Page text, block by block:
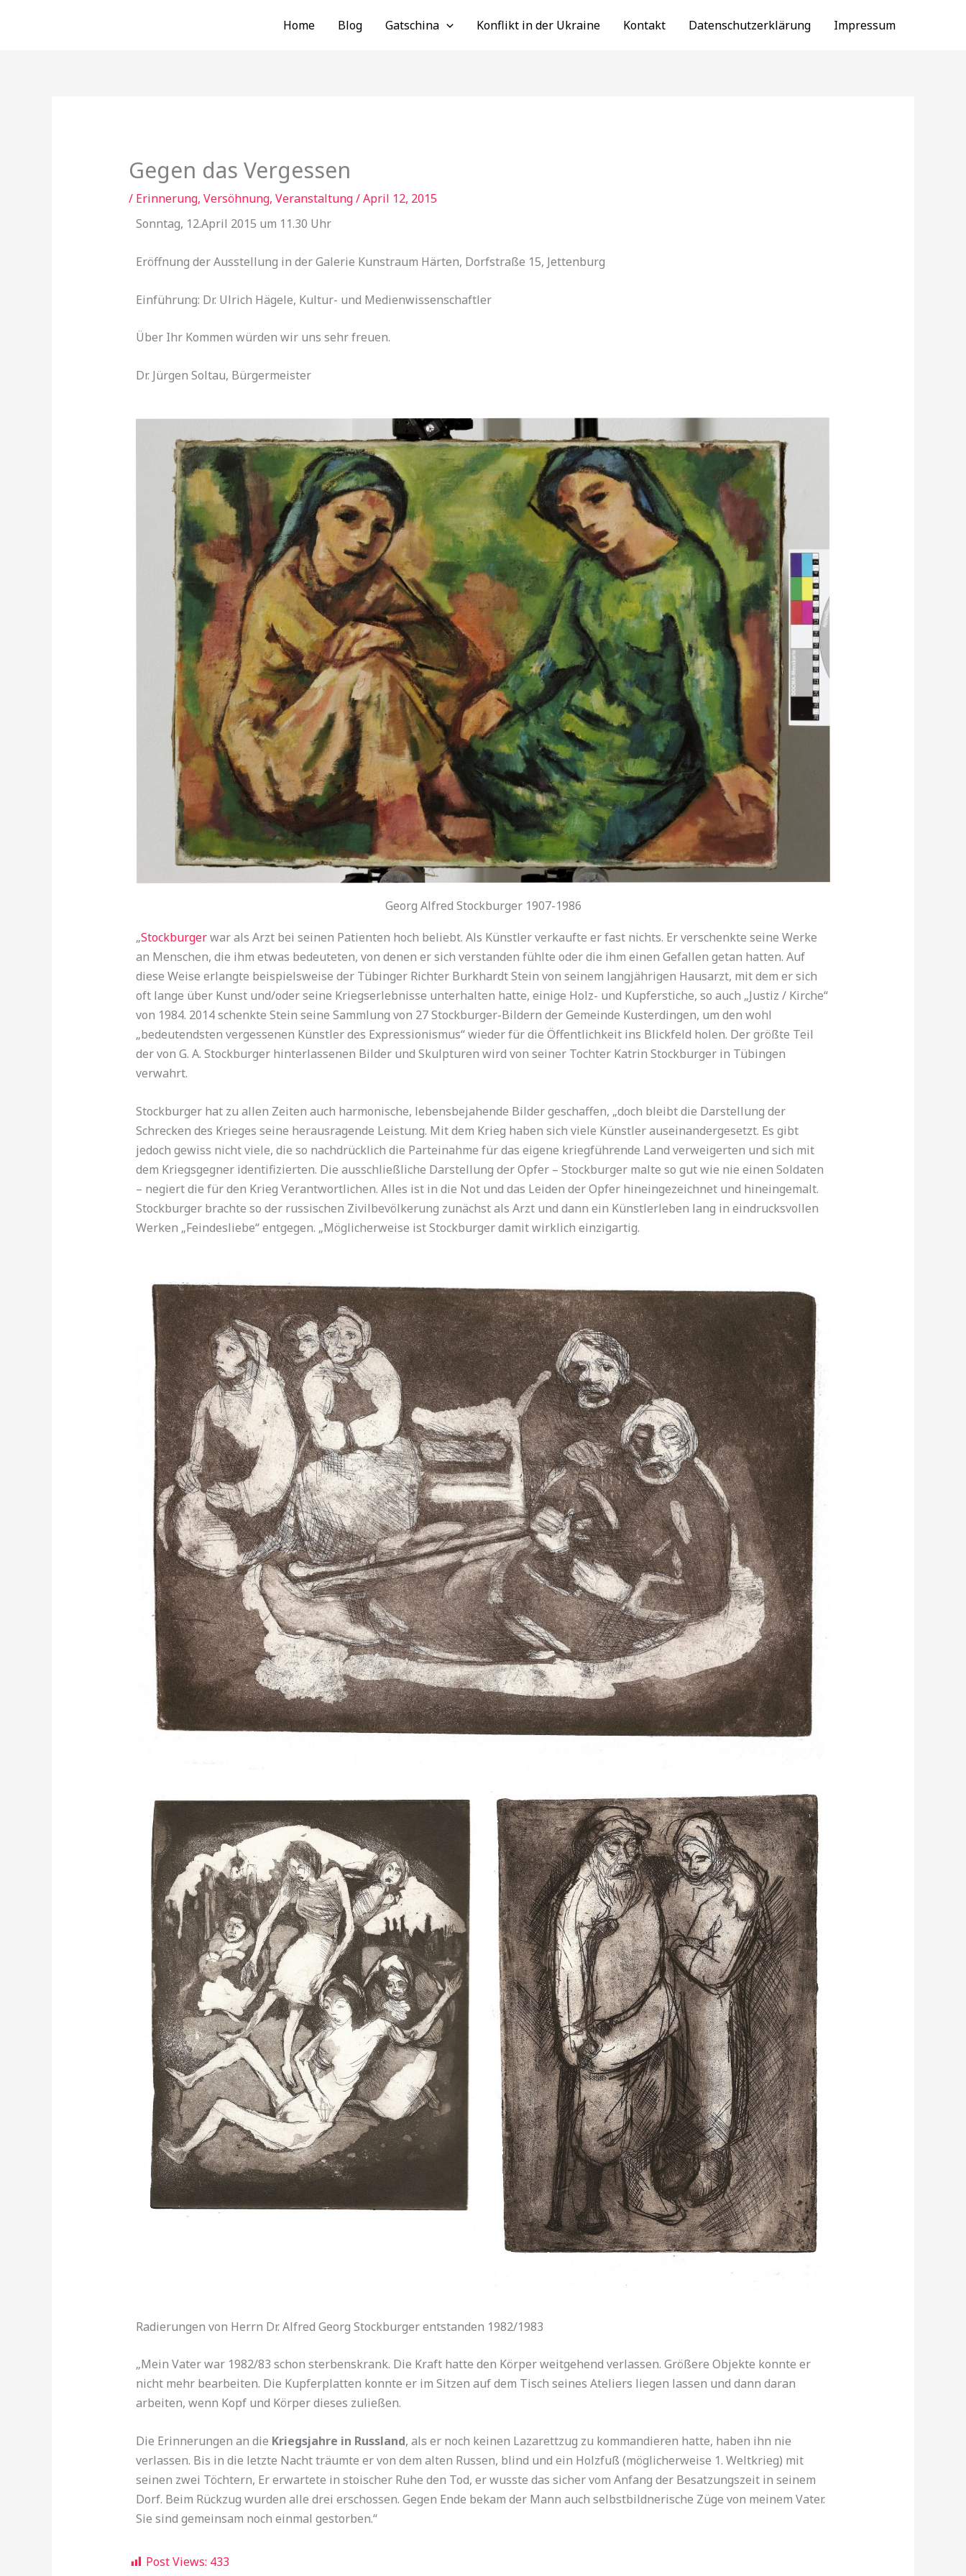
Home Blog Gatschina Konflikt in der Ukraine Kontakt Datenschutzerklärung Impressum
Gegen das Vergessen
/ Erinnerung, Versöhnung, Veranstaltung/April 12, 2015
Sonntag, 12.April 2015 um 11.30 Uhr
Eröffnung der Ausstellung in der Galerie Kunstraum Härten, Dorfstraße 15, Jettenburg
Einführung: Dr. Ulrich Hägele, Kultur- und Medienwissenschaftler
Über Ihr Kommen würden wir uns sehr freuen.
Dr. Jürgen Soltau, Bürgermeister
Georg Alfred Stockburger 1907-1986
„Stockburgerwar als Arzt bei seinen Patienten hoch beliebt. Als Künstler verkaufte er fast nichts. Er verschenkte seine Werke
an Menschen, die ihm etwas bedeuteten, von denen er sich verstanden fühlte oder die ihm einen Gefallen getan hatten. Auf
diese Weise erlangte beispielsweise der Tübinger Richter Burkhardt Stein von seinem langjährigen Hausarzt, mit dem er sich
oft lange über Kunst und/oder seine Kriegserlebnisse unterhalten hatte, einige Holz- und Kupferstiche, so auch „Justiz / Kirche“
von 1984. 2014 schenkte Stein seine Sammlung von 27 Stockburger-Bildern der Gemeinde Kusterdingen, um den wohl
„bedeutendsten vergessenen Künstler des Expressionismus“ wieder für die Öffentlichkeit ins Blickfeld holen. Der größte Teil
der von G. A. Stockburger hinterlassenen Bilder und Skulpturen wird von seiner Tochter Katrin Stockburger in Tübingen
verwahrt.
Stockburger hat zu allen Zeiten auch harmonische, lebensbejahende Bilder geschaffen, „doch bleibt die Darstellung der
Schrecken des Krieges seine herausragende Leistung. Mit dem Krieg haben sich viele Künstler auseinandergesetzt. Es gibt
jedoch gewiss nicht viele, die so nachdrücklich die Parteinahme für das eigene kriegführende Land verweigerten und sich mit
dem Kriegsgegner identifizierten. Die ausschließliche Darstellung der Opfer – Stockburger malte so gut wie nie einen Soldaten
– negiert die für den Krieg Verantwortlichen. Alles ist in die Not und das Leiden der Opfer hineingezeichnet und hineingemalt.
Stockburger brachte so der russischen Zivilbevölkerung zunächst als Arzt und dann ein Künstlerleben lang in eindrucksvollen
Werken „Feindesliebe“ entgegen. „Möglicherweise ist Stockburger damit wirklich einzigartig.
Radierungen von Herrn Dr. Alfred Georg Stockburger entstanden 1982/1983
„Mein Vater war 1982/83 schon sterbenskrank. Die Kraft hatte den Körper weitgehend verlassen. Größere Objekte konnte er
nicht mehr bearbeiten. Die Kupferplatten konnte er im Sitzen auf dem Tisch seines Ateliers liegen lassen und dann daran
arbeiten, wenn Kopf und Körper dieses zuließen.
Die Erinnerungen an die Kriegsjahre in Russland, als er noch keinen Lazarettzug zu kommandieren hatte, haben ihn nie
verlassen. Bis in die letzte Nacht träumte er von dem alten Russen, blind und ein Holzfuß (möglicherweise 1. Weltkrieg) mit
seinen zwei Töchtern, Er erwartete in stoischer Ruhe den Tod, er wusste das sicher vom Anfang der Besatzungszeit in seinem
Dorf. Beim Rückzug wurden alle drei erschossen. Gegen Ende bekam der Mann auch selbstbildnerische Züge von meinem Vater.
Sie sind gemeinsam noch einmal gestorben.“
Post Views: 433